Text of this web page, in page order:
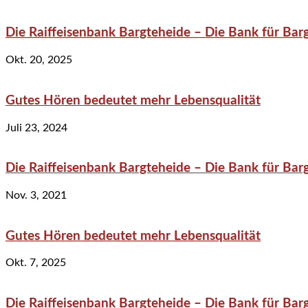
Die Raiffeisenbank Bargteheide – Die Bank für
Okt. 20, 2025
Gutes Hören bedeutet mehr Lebensqualität
Juli 23, 2024
Die Raiffeisenbank Bargteheide – Die Bank für
Nov. 3, 2021
Gutes Hören bedeutet mehr Lebensqualität
Okt. 7, 2025
Die Raiffeisenbank Bargteheide – Die Bank für